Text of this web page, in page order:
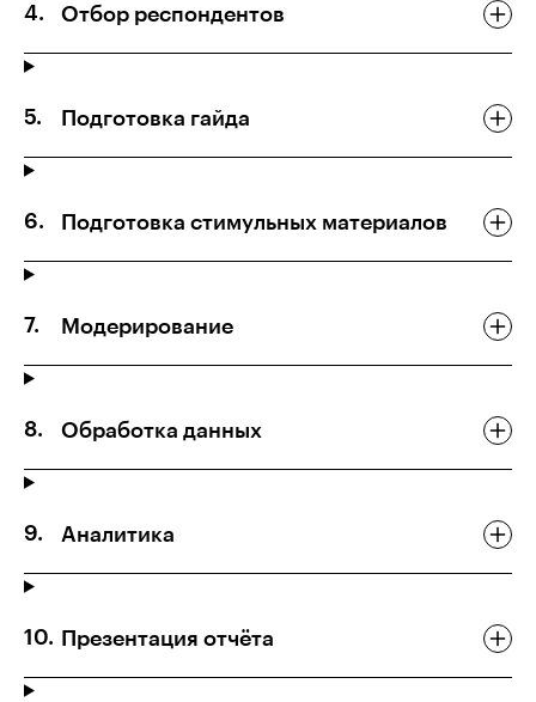
Отбор респондентов
Подготовка гайда
Подготовка стимульных материалов
Модерирование
Обработка данных
Аналитика
Презентация отчёта